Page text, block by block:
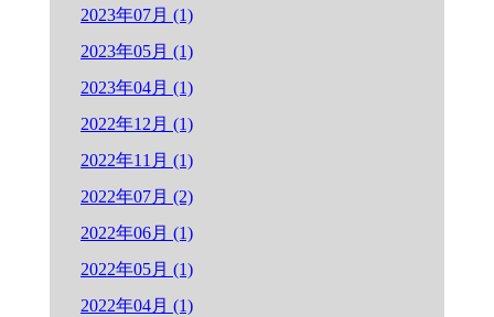
2023年07月 (1)
2023年05月 (1)
2023年04月 (1)
2022年12月 (1)
2022年11月 (1)
2022年07月 (2)
2022年06月 (1)
2022年05月 (1)
2022年04月 (1)